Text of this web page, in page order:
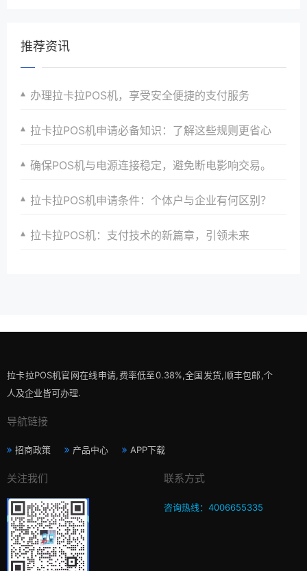
推荐资讯
办理拉卡拉POS机，享受安全便捷的支付服务
拉卡拉POS机申请必备知识：了解这些规则更省心
确保POS机与电源连接稳定，避免断电影响交易。
拉卡拉POS机申请条件：个体户与企业有何区别？
拉卡拉POS机：支付技术的新篇章，引领未来
拉卡拉POS机官网在线申请,费率低至0.38%,全国发货,顺丰包邮,个
人及企业皆可办理.
导航链接
招商政策 产品中心 APP下载
关注我们 联系方式
咨询热线：4006655335